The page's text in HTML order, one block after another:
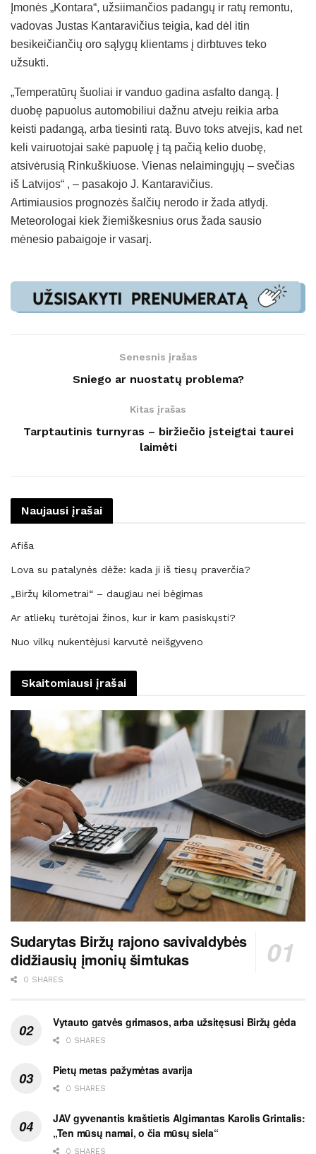
Įmonės „Kontara“, užsiimančios padangų ir ratų remontu,
vadovas Justas Kantaravičius teigia, kad dėl itin
besikeičiančių oro sąlygų klientams į dirbtuves teko
užsukti.
„Temperatūrų šuoliai ir vanduo gadina asfalto dangą. Į
duobę papuolus automobiliui dažnu atveju reikia arba
keisti padangą, arba tiesinti ratą. Buvo toks atvejis, kad net
keli vairuotojai sakė papuolę į tą pačią kelio duobę,
atsivėrusią Rinkuškiuose. Vienas nelaimingųjų – svečias
iš Latvijos“ , – pasakojo J. Kantaravičius.
Artimiausios prognozės šalčių nerodo ir žada atlydį.
Meteorologai kiek žiemiškesnius orus žada sausio
mėnesio pabaigoje ir vasarį.
Senesnis įrašas
Sniego ar nuostatų problema?
Kitas įrašas
Tarptautinis turnyras – biržiečio įsteigtai taurei
laimėti
Naujausi įrašai
Afiša
Lova su patalynės dėže: kada ji iš tiesų praverčia?
„Biržų kilometrai“ – daugiau nei bėgimas
Ar atliekų turėtojai žinos, kur ir kam pasiskųsti?
Nuo vilkų nukentėjusi karvutė neišgyveno
Skaitomiausi įrašai
Sudarytas Biržų rajono savivaldybės
didžiausių įmonių šimtukas
0 SHARES
Vytauto gatvės grimasos, arba užsitęsusi Biržų gėda
0 SHARES
Pietų metas pažymėtas avarija
0 SHARES
JAV gyvenantis kraštietis Algimantas Karolis Grintalis:
„Ten mūsų namai, o čia mūsų siela“
0 SHARES